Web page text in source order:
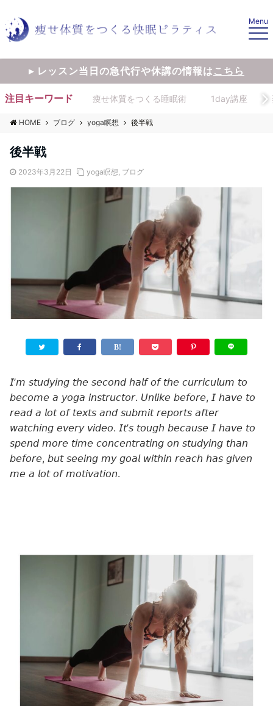
Menu
▸ レッスン当日の急代行や休講の情報はこちら
注目キーワード 痩せ体質をつくる睡眠術 1day講座
HOME ブログ yoga瞑想 後半戦
後半戦
2023年3月22日 yoga瞑想, ブログ
𝘐’𝘮 𝘴𝘵𝘶𝘥𝘺𝘪𝘯𝘨 𝘵𝘩𝘦 𝘴𝘦𝘤𝘰𝘯𝘥 𝘩𝘢𝘭𝘧 𝘰𝘧 𝘵𝘩𝘦 𝘤𝘶𝘳𝘳𝘪𝘤𝘶𝘭𝘶𝘮 𝘵𝘰
𝘣𝘦𝘤𝘰𝘮𝘦 𝘢 𝘺𝘰𝘨𝘢 𝘪𝘯𝘴𝘵𝘳𝘶𝘤𝘵𝘰𝘳. 𝘜𝘯𝘭𝘪𝘬𝘦 𝘣𝘦𝘧𝘰𝘳𝘦, 𝘐 𝘩𝘢𝘷𝘦 𝘵𝘰
𝘳𝘦𝘢𝘥 𝘢 𝘭𝘰𝘵 𝘰𝘧 𝘵𝘦𝘹𝘵𝘴 𝘢𝘯𝘥 𝘴𝘶𝘣𝘮𝘪𝘵 𝘳𝘦𝘱𝘰𝘳𝘵𝘴 𝘢𝘧𝘵𝘦𝘳
𝘸𝘢𝘵𝘤𝘩𝘪𝘯𝘨 𝘦𝘷𝘦𝘳𝘺 𝘷𝘪𝘥𝘦𝘰. 𝘐𝘵’𝘴 𝘵𝘰𝘶𝘨𝘩 𝘣𝘦𝘤𝘢𝘶𝘴𝘦 𝘐 𝘩𝘢𝘷𝘦 𝘵𝘰
𝘴𝘱𝘦𝘯𝘥 𝘮𝘰𝘳𝘦 𝘵𝘪𝘮𝘦 𝘤𝘰𝘯𝘤𝘦𝘯𝘵𝘳𝘢𝘵𝘪𝘯𝘨 𝘰𝘯 𝘴𝘵𝘶𝘥𝘺𝘪𝘯𝘨 𝘵𝘩𝘢𝘯
𝘣𝘦𝘧𝘰𝘳𝘦, 𝘣𝘶𝘵 𝘴𝘦𝘦𝘪𝘯𝘨 𝘮𝘺 𝘨𝘰𝘢𝘭 𝘸𝘪𝘵𝘩𝘪𝘯 𝘳𝘦𝘢𝘤𝘩 𝘩𝘢𝘴 𝘨𝘪𝘷𝘦𝘯
𝘮𝘦 𝘢 𝘭𝘰𝘵 𝘰𝘧 𝘮𝘰𝘵𝘪𝘷𝘢𝘵𝘪𝘰𝘯.